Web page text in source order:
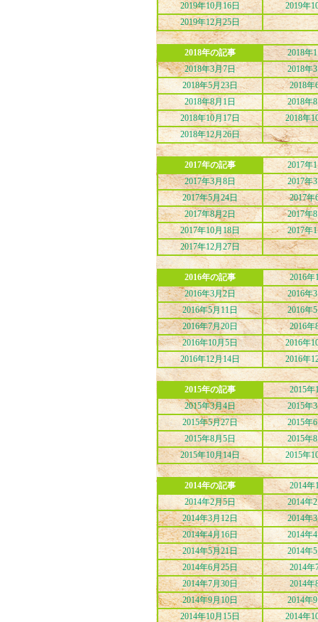
2019年10月16日
2019年
2019年12月25日
2018年の記事
2018年
2018年3月7日
2018年
2018年5月23日
2018年
2018年8月1日
2018年
2018年10月17日
2018年
2018年12月26日
2017年の記事
2017年
2017年3月8日
2017年
2017年5月24日
2017年
2017年8月2日
2017年
2017年10月18日
2017年
2017年12月27日
2016年の記事
2016年
2016年3月2日
2016年
2016年5月11日
2016年
2016年7月20日
2016年
2016年10月5日
2016年
2016年12月14日
2016年
2015年の記事
2015年
2015年3月4日
2015年
2015年5月27日
2015年
2015年8月5日
2015年
2015年10月14日
2015年
2014年の記事
2014年
2014年2月5日
2014年
2014年3月12日
2014年
2014年4月16日
2014年
2014年5月21日
2014年
2014年6月25日
2014年
2014年7月30日
2014年
2014年9月10日
2014年
2014年10月15日
2014年